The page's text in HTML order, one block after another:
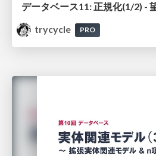
trycycle
PRO